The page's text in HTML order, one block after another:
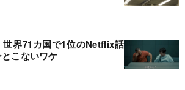
世界71カ国で1位のNetflix話
こないワケ